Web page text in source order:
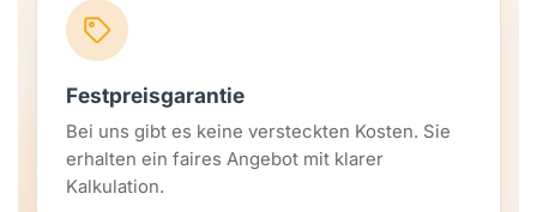
Festpreisgarantie
Bei uns gibt es keine versteckten Kosten. Sie
erhalten ein faires Angebot mit klarer
Kalkulation.